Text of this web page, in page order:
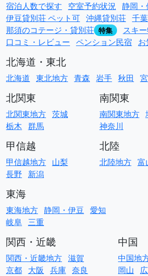
宿泊人数で探す
空室予約状況 静岡
伊豆貸別荘 ペット可 沖縄貸別荘 千
那須のコテージ・貸別荘 特集
スキ
口コミ・レビュー ペンション民宿 お
北海道・東北
北海道 東北地方 青森 岩手 秋田
北関東
北関東地方 茨城
栃木 群馬
南関東
南関東地方
神奈川
甲信越
甲信越地方 山梨
長野
新潟
北陸
北陸地方 富
東海
東海地方 静岡・伊豆 愛知
岐阜 三重
関西・近畿
関西・近畿地方 滋賀
京都 大阪 兵庫 奈良
中国
中国地
岡山